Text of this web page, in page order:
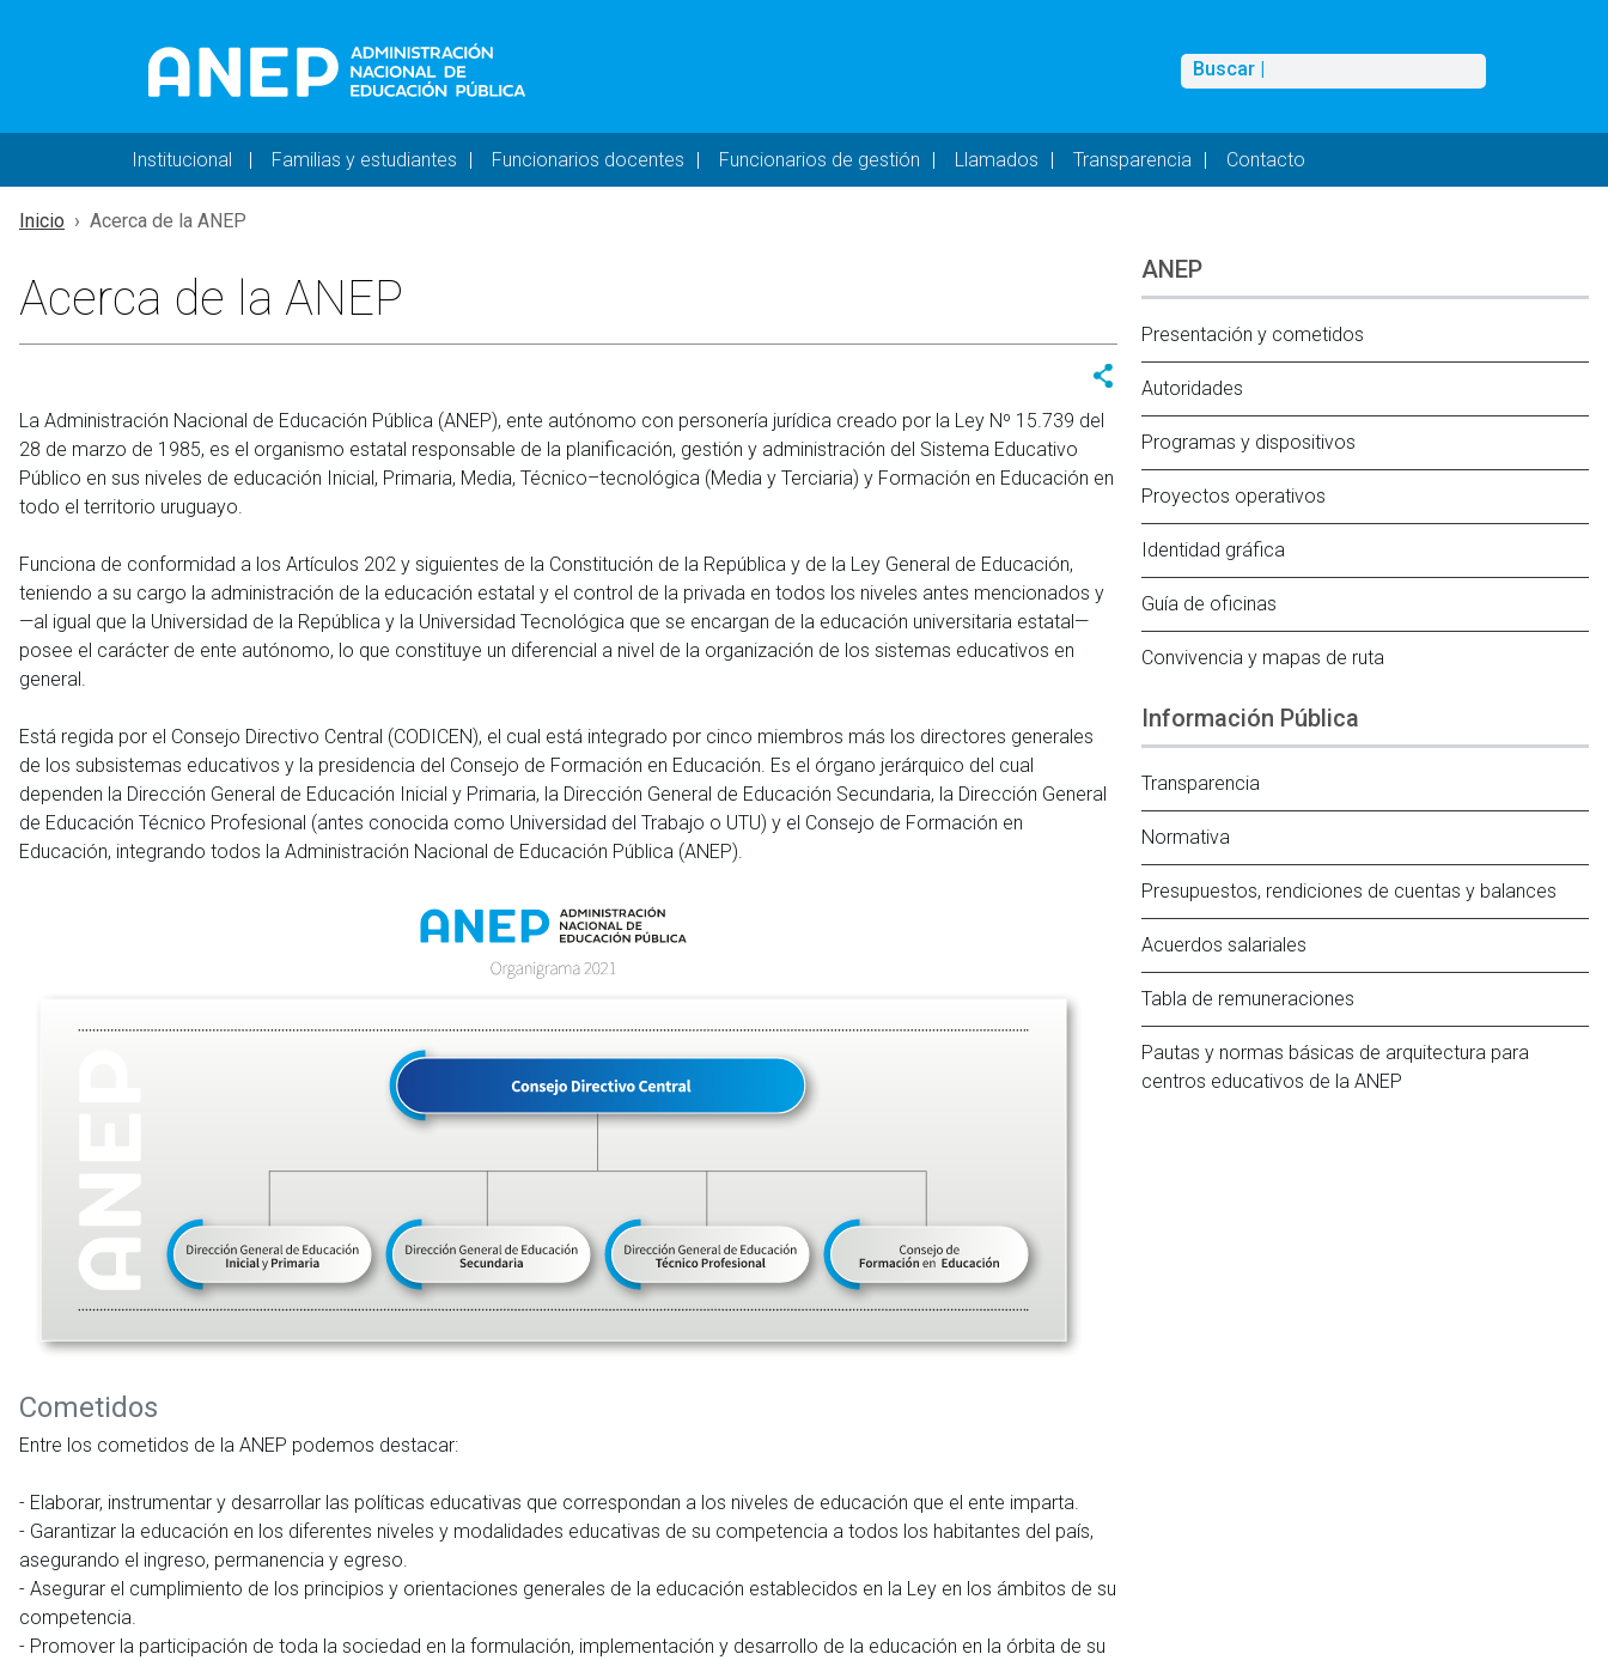
Buscar
Buscar |
Navegación principal - DESKTOP
Institucional Familias y estudiantes Funcionarios docentes Funcionarios de gestión Llamados Transparencia Contacto
Inicio Acerca de la ANEP
Acerca de la ANEP
La Administración Nacional de Educación Pública (ANEP), ente autónomo con personería jurídica creado por la Ley Nº 15.739 del
28 de marzo de 1985, es el organismo estatal responsable de la planificación, gestión y administración del Sistema Educativo
Público en sus niveles de educación Inicial, Primaria, Media, Técnico–tecnológica (Media y Terciaria) y Formación en Educación en
todo el territorio uruguayo.
Funciona de conformidad a los Artículos 202 y siguientes de la Constitución de la República y de la Ley General de Educación,
teniendo a su cargo la administración de la educación estatal y el control de la privada en todos los niveles antes mencionados y
—al igual que la Universidad de la República y la Universidad Tecnológica que se encargan de la educación universitaria estatal—
posee el carácter de ente autónomo, lo que constituye un diferencial a nivel de la organización de los sistemas educativos en
general.
Está regida por el Consejo Directivo Central (CODICEN), el cual está integrado por cinco miembros más los directores generales
de los subsistemas educativos y la presidencia del Consejo de Formación en Educación. Es el órgano jerárquico del cual
dependen la Dirección General de Educación Inicial y Primaria, la Dirección General de Educación Secundaria, la Dirección General
de Educación Técnico Profesional (antes conocida como Universidad del Trabajo o UTU) y el Consejo de Formación en
Educación, integrando todos la Administración Nacional de Educación Pública (ANEP).
Cometidos
Entre los cometidos de la ANEP podemos destacar:
- Elaborar, instrumentar y desarrollar las políticas educativas que correspondan a los niveles de educación que el ente imparta.
- Garantizar la educación en los diferentes niveles y modalidades educativas de su competencia a todos los habitantes del país,
asegurando el ingreso, permanencia y egreso.
- Asegurar el cumplimiento de los principios y orientaciones generales de la educación establecidos en la Ley en los ámbitos de su
competencia.
- Promover la participación de toda la sociedad en la formulación, implementación y desarrollo de la educación en la órbita de su
ANEP
Presentación y cometidos
Autoridades
Programas y dispositivos
Proyectos operativos
Identidad gráfica
Guía de oficinas
Convivencia y mapas de ruta
Información Pública
Transparencia
Normativa
Presupuestos, rendiciones de cuentas y balances
Acuerdos salariales
Tabla de remuneraciones
Pautas y normas básicas de arquitectura para
centros educativos de la ANEP